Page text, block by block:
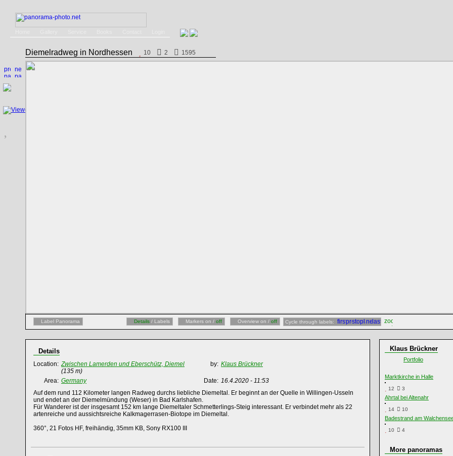
Diemelradweg in Nordhessen 10 2 1595
Label Panorama Details / Labels Markers on / off Overview on / off Cycle through labels:
Details
Location: Zwischen Lamerden und Eberschütz, Diemel
(135 m)
by: Klaus Brückner
Area: Germany Date: 16.4.2020 - 11:53
Auf dem rund 112 Kilometer langen Radweg durchs liebliche Diemeltal. Er beginnt an der Quelle in Willingen-Usseln
und endet an der Diemelmündung (Weser) in Bad Karlshafen.
Für Wanderer ist der insgesamt 152 km lange Diemeltaler Schmetterlings-Steig interessant. Er verbindet mehr als 22
artenreiche und aussichtsreiche Kalkmagerrasen-Biotope im Diemeltal.
360°, 21 Fotos HF, freihändig, 35mm KB, Sony RX100 III
Klaus Brückner
Portfolio
Marktkirche in Halle
12 3
Ahrtal bei Altenahr
14 10
Badestrand am
10 4
More panoramas